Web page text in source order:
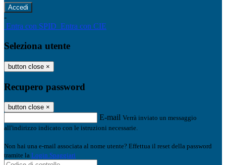
-
Entra con SPID Entra con CIE
Seleziona utente
button close ×
Recupero password
button close ×
E-mail Verrà inviato un messaggio
all'indirizzo indicato con le istruzioni necessarie.
Non hai una e-mail associata al nome utente? Effettua il reset della password
tramite la Login Spaggiari